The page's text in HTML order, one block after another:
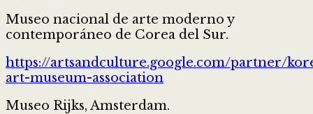
Museo nacional de arte moderno y
contemporáneo de Corea del Sur.
https://artsandculture.google.com/partner/
art-museum-association
Museo Rijks, Amsterdam.